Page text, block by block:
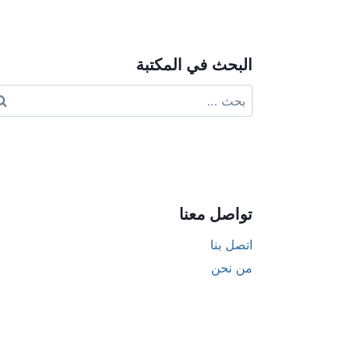
البحث في المكتبة
عن:
تواصل معنا
اتصل بنا
من نحن